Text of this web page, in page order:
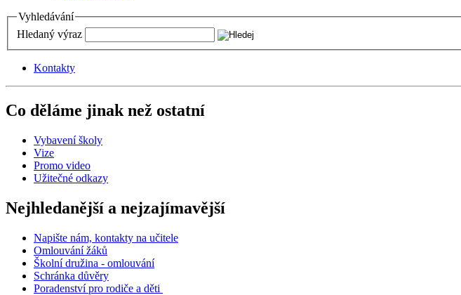
Vyhledávání
Hledaný výraz
Kontakty
Co děláme jinak než ostatní
Vybavení školy
Vize
Promo video
Užitečné odkazy
Nejhledanější a nejzajímavější
Napište nám, kontakty na učitele
Omlouvání žáků
Školní družina - omlouvání
Schránka důvěry
Poradenství pro rodiče a děti